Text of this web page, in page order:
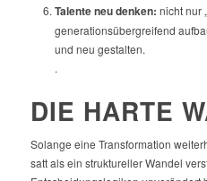
Talente neu denken: nicht nur
generationsübergreifend
und neu gestalten.
.
DIE HARTE
Solange eine Transformation
satt als ein struktureller Wandel